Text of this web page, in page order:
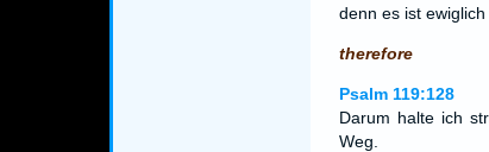
denn es ist
therefore
Psalm 119:128
Darum halte ich
Weg.